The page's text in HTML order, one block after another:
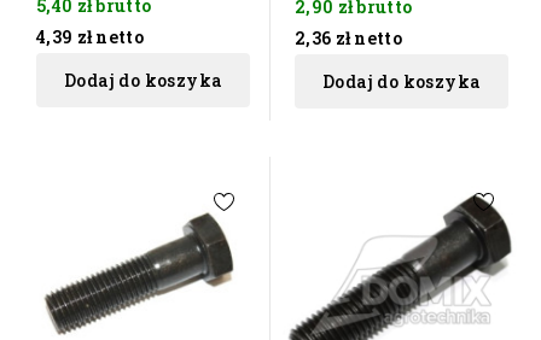
5,40 złbrutto
4,39 zł netto
Dodaj do koszyka
2,90 złbrutto
2,36 zł netto
Dodaj do koszyka